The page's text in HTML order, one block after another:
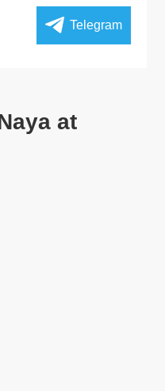
Telegram
at